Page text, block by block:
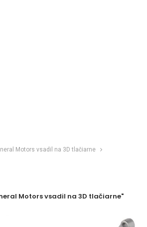
Motors vsadil na 3D tlačiarne
Motors vsadil na 3D tlačiarne"